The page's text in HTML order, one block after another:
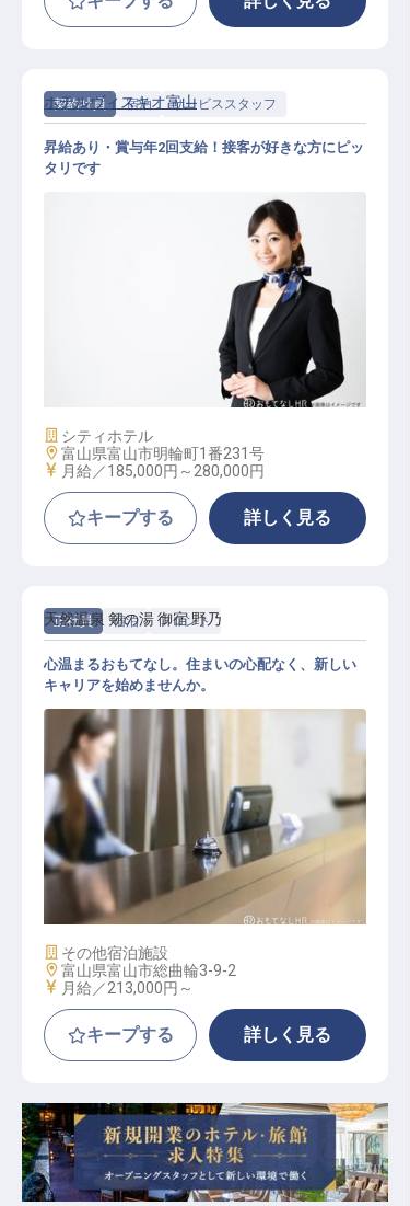
契約社員 宿泊 サービススタッフ
ホテルヴィスキオ富山
昇給あり・賞与年2回支給！接客が好きな方にピッ
タリです
施設業態
シティホテル
勤務地
富山県富山市明輪町1番231号
給与
月給／185,000円～ 280,000円
キープする 詳しく見る
正社員 宿泊 フロント
フロント
天然温泉 剱の湯 御宿 野乃
心温まるおもてなし。住まいの心配なく、新しい
キャリアを始めませんか。
施設業態
その他宿泊施設
勤務地
富山県富山市総曲輪3-9-2
給与
月給／213,000円～
キープする 詳しく見る